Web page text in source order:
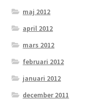
maj 2012
april 2012
mars 2012
februari 2012
januari 2012
december 2011